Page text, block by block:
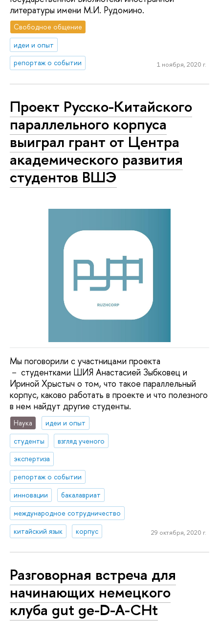
литературы имени М.И. Рудомино.
Свободное общение
идеи и опыт
репортаж о событии
1 ноября, 2020 г.
Проект Русско-Китайского
параллельного корпуса
выиграл грант от Центра
академического развития
студентов ВШЭ
Мы поговорили с участницами проекта
－ студентками ШИЯ Анастасией Зыбковец и
Ириной Хрыстыч о том, что такое параллельный
корпус, каково работать в проекте и что полезного
в нем найдут другие студенты.
Наука
идеи и опыт
студенты
взгляд ученого
экспертиза
репортаж о событии
инновации
бакалавриат
международное сотрудничество
китайский язык
корпус 29 октября, 2020 г.
Разговорная встреча для
начинающих немецкого
клуба gut ge-D-A-CHt